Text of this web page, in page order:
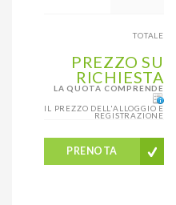
TOTALE
PREZZO SU
RICHIESTA
LA QUOTA COMPRENDE
IL PREZZO DELL'ALLOGGIO E
REGISTRAZIONE
PRENOTA